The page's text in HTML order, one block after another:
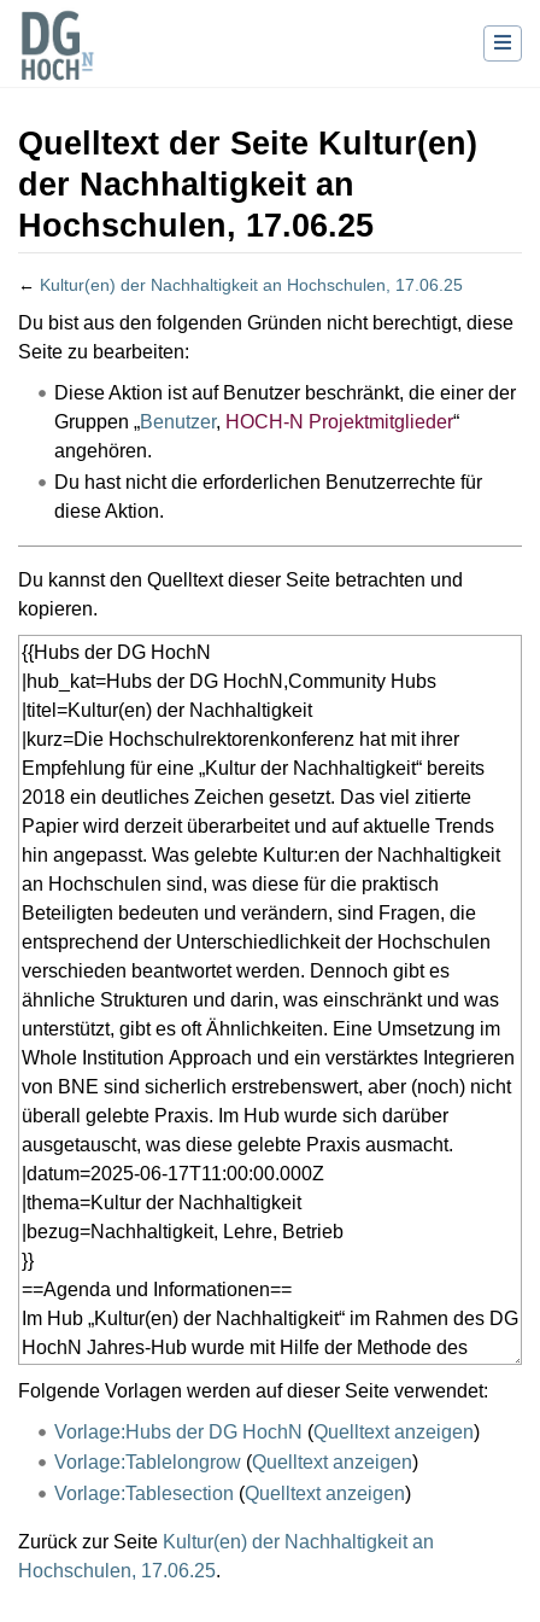
Quelltext der Seite Kultur(en)
der Nachhaltigkeit an
Hochschulen, 17.06.25
← Kultur(en) der Nachhaltigkeit an Hochschulen, 17.06.25
Wechseln zu: Navigation Suche
Du bist aus den folgenden Gründen nicht berechtigt, diese
Seite zu bearbeiten:
Diese Aktion ist auf Benutzer beschränkt, die einer der
Gruppen „Benutzer, HOCH-N Projektmitglieder“
angehören.
Du hast nicht die erforderlichen Benutzerrechte für
diese Aktion.
Du kannst den Quelltext dieser Seite betrachten und
kopieren.
Folgende Vorlagen werden auf dieser Seite verwendet:
Vorlage:Hubs der DG HochN (Quelltext anzeigen)
Vorlage:Tablelongrow(Quelltext anzeigen)
Vorlage:Tablesection (Quelltext anzeigen)
Zurück zur Seite Kultur(en) der Nachhaltigkeit an
Hochschulen, 17.06.25.